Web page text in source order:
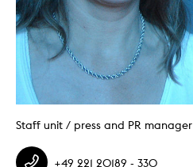
Staff unit / press and PR manager
+49 221 20189 - 330